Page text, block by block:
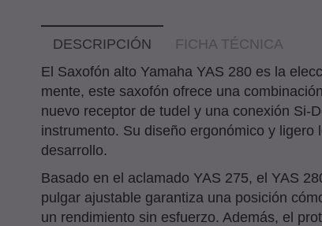
DESCRIPCIÓN
FICHA TÉCNICA
El Saxofón alto Yamaha YAS 280 es la
mente, este saxofón ofrece una
nuevo receptor de tudel y una conexión Si-
instrumento. Su diseño ergonómico y
desarrollo.
Basado en el aclamado YAS 275, el YAS
pulgar ajustable garantiza una posición
un rendimiento sin esfuerzo. Además, el